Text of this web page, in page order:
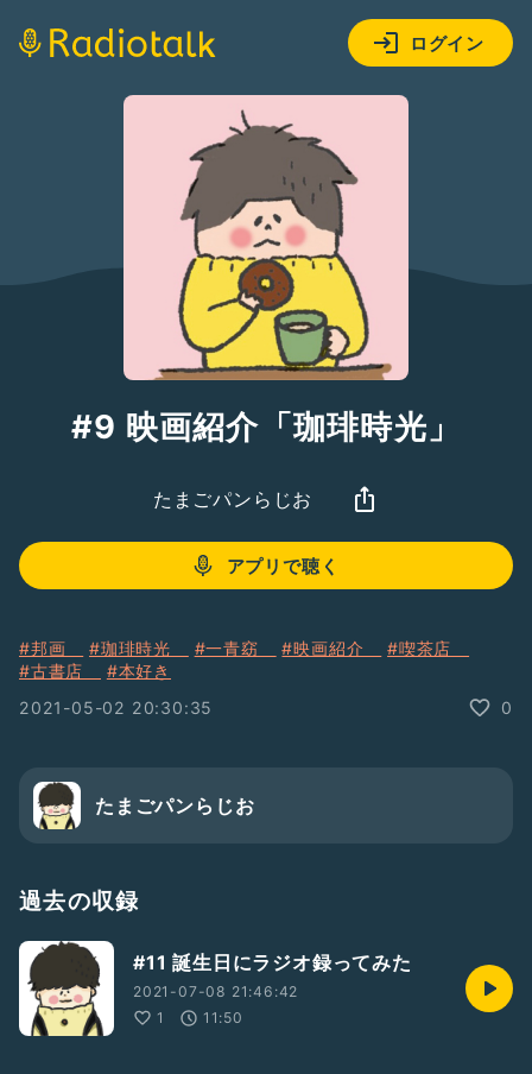
ログイン
#9 映画紹介「珈琲時光」
たまごパンらじお
アプリで聴く
#邦画 #珈琲時光 #一青窈 #映画紹介
#喫茶店
#古書店
#本好き
2021-05-02 20:30:35
0
たまごパンらじお
過去の収録
#11 誕生日にラジオ録ってみた
2021-07-08 21:46:42
1
11:50